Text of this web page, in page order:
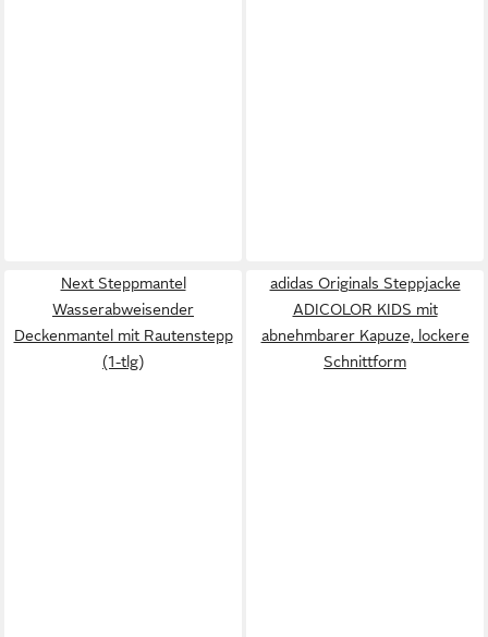
Next Steppmantel
Wasserabweisender
Deckenmantel mit Rautenstepp
(1-tlg)
adidas Originals Steppjacke
ADICOLOR KIDS mit
abnehmbarer Kapuze, lockere
Schnittform